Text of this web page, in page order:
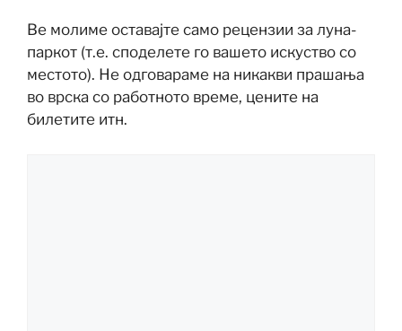
Ве молиме оставајте само рецензии за луна-
паркот (т.е. споделете го вашето искуство со
местото). Не одговараме на никакви прашања
во врска со работното време, цените на
билетите итн.